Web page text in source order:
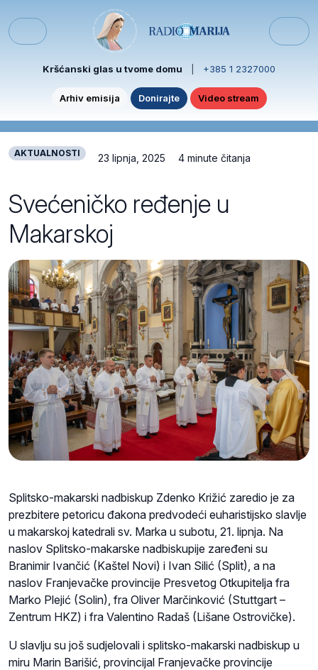
Menu
Kršćanski glas u tvome domu +385 1 2327000
Arhiv emisija Donirajte Video stream
AKTUALNOSTI 23 lipnja, 2025 4 minute čitanja
Svećeničko ređenje u
Makarskoj
Splitsko-makarski nadbiskup Zdenko Križić zaredio je za
prezbitere petoricu đakona predvodeći euharistijsko slavlje
u makarskoj katedrali sv. Marka u subotu, 21. lipnja. Na
naslov Splitsko-makarske nadbiskupije zaređeni su
Branimir Ivančić (Kaštel Novi) i Ivan Silić (Split), a na
naslov Franjevačke provincije Presvetog Otkupitelja fra
Marko Plejić (Solin), fra Oliver Marčinković (Stuttgart –
Zentrum HKZ) i fra Valentino Radaš (Lišane Ostrovičke).
U slavlju su još sudjelovali i splitsko-makarski nadbiskup u
miru Marin Barišić, provincijal Franjevačke provincije